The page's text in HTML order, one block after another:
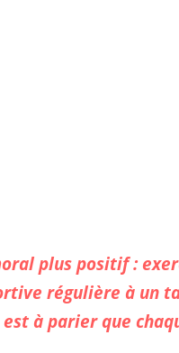
plus positif :
régulière à un
à parier que